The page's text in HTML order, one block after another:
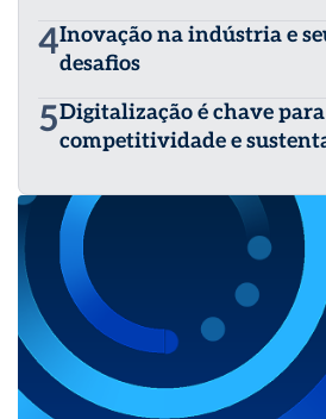
4Inovação na indústria e
desafios
5Digitalização é chave
competitividade e